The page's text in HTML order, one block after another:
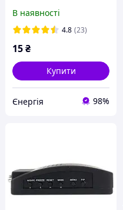
В наявності
4.8 (23)
15₴
Купити
Єнергія 98%